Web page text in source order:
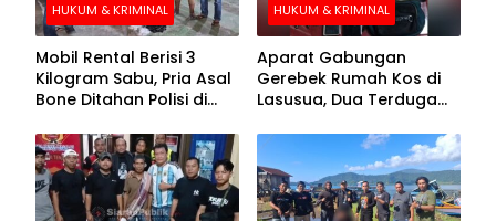
HUKUM & KRIMINAL
Mobil Rental Berisi 3
Kilogram Sabu, Pria Asal
Bone Ditahan Polisi di
HUKUM & KRIMINAL
Aparat Gabungan
Gerebek Rumah Kos di
Lasusua, Dua Terduga